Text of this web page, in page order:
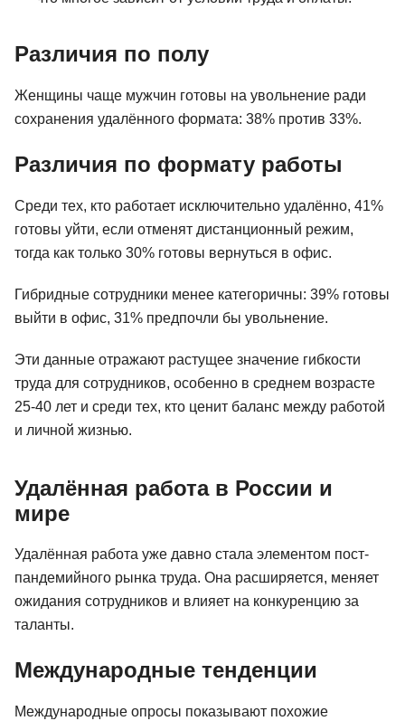
Различия по полу
Женщины чаще мужчин готовы на увольнение ради
сохранения удалённого формата: 38% против 33%.
Различия по формату работы
Среди тех, кто работает исключительно удалённо, 41%
готовы уйти, если отменят дистанционный режим,
тогда как только 30% готовы вернуться в офис.
Гибридные сотрудники менее категоричны: 39% готовы
выйти в офис, 31% предпочли бы увольнение.
Эти данные отражают растущее значение гибкости
труда для сотрудников, особенно в среднем возрасте
25-40 лет и среди тех, кто ценит баланс между работой
и личной жизнью.
Удалённая работа в России и
мире
Удалённая работа уже давно стала элементом пост-
пандемийного рынка труда. Она расширяется, меняет
ожидания сотрудников и влияет на конкуренцию за
таланты.
Международные тенденции
Международные опросы показывают похожие